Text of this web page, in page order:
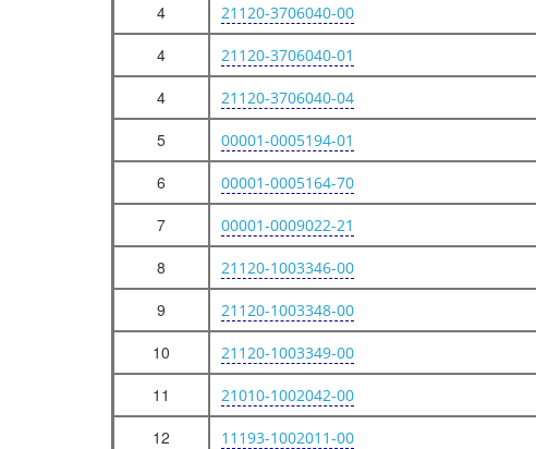
ПРИВОД РАСПРЕДЕЛИТЕЛЬНЫХ ВАЛОВ
МЕХАНИЗМ ГАЗОРАСПРЕДЕЛИТЕЛЬНЫЙ
СИСТЕМА ПИТАНИЯ
РАМПА И ФОРСУНКИ
СИСТЕМА ПОДАЧИ ВОЗДУХА
ПЕДАЛЬ ПРИВОДА АКСЕЛЕРАТОРА
ПРИВОД АКСЕЛЕРАТОРА
МОДУЛЬ ВПУСКА
ТРУБА ПРИЕМНАЯ С НЕЙТРАЛИЗАТОРОМ
ТРУБА ПРИЕМНАЯ С НЕЙТРАЛИЗАТОРОМ
4
21120-3706040-00
4
21120-3706040-01
4
21120-3706040-04
5
00001-0005194-01
6
00001-0005164-70
7
00001-0009022-21
8
21120-1003346-00
9
21120-1003348-00
10
21120-1003349-00
11
21010-1002042-00
12
11193-1002011-00